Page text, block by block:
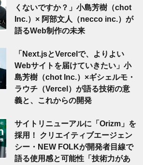
くないですか？」小島芳樹（chot
Inc.）× 阿部文人（necco inc.）が
語るWeb制作の未来
「Next.jsとVercelで、よりよい
Webサイトを届けていきたい」小
島芳樹（chot Inc.）×ギシェルモ・
ラウチ（Vercel）が語る技術の意
義と、これからの開発
サイトリニューアルに「Orizm」を
採用！ クリエイティブエージェン
シー・NEW FOLKが開発者目線で
語る使用感と可能性「技術力があ